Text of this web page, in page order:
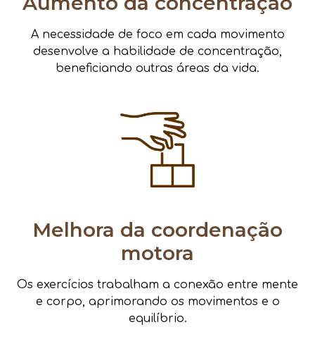
A necessidade de foco em cada movimento
desenvolve a habilidade de concentração,
beneficiando outras áreas da vida.
Melhora da coordenação
motora
Os exercícios trabalham a conexão entre mente
e corpo, aprimorando os movimentos e o
equilíbrio.